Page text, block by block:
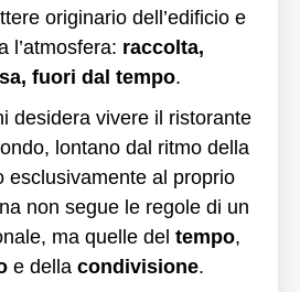
originario dell’edificio e
l’atmosfera: raccolta,
fuori dal tempo.
desidera vivere il ristorante
lontano dal ritmo della
esclusivamente al proprio
non segue le regole di un
ma quelle del tempo,
e della condivisione.